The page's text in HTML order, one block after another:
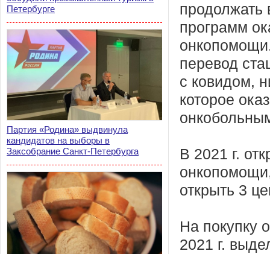
Петербурге
Партия «Родина» выдвинула
кандидатов на выборы в
Заксобрание Санкт-Петербурга
продолжать
программ
перевод
с ковидом,
которое
В 2021 г.
открыть 3
На покупку
2021 г.